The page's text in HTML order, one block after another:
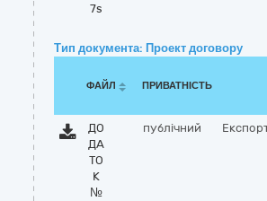
7s
Тип документа: Проект договору
ФАЙЛ ПРИВАТНІСТЬ
ДО
ДА
ТО
К
№
публічний